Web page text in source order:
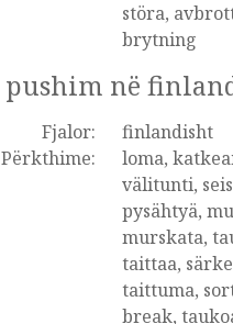
störa,
brytning
pushim në
Fjalor:
finlandisht
Përkthime:
loma,
välitunti,
pysähtyä,
murskata,
taittaa,
taittuma,
break,